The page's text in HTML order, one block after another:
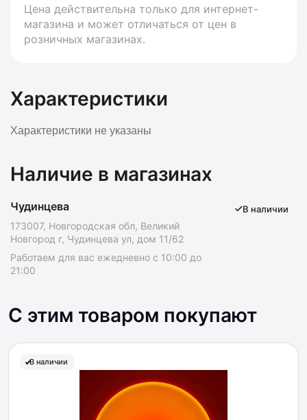
Цена действительна только для интернет-
магазина и может отличаться от цен в
розничных магазинах.
Характеристики
Характеристики не указаны
Наличие в магазинах
Чудинцева
173007, Новгородская обл, Великий
Новгород г, Чудинцева ул, дом 11/62
Работаем для вас ежедневно с 10:00 до
21:00
В наличии
С этим товаром покупают
В наличии